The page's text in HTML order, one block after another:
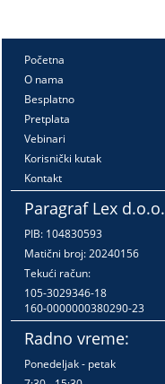
Početna
O nama
Besplatno
Pretplata
Vebinari
Korisnički kutak
Kontakt
Paragraf Lex d.o.o.
PIB: 104830593
Matični broj: 20240156
Tekući račun:
105-3029346-18
160-0000000380290-23
Radno vreme:
Ponedeljak - petak